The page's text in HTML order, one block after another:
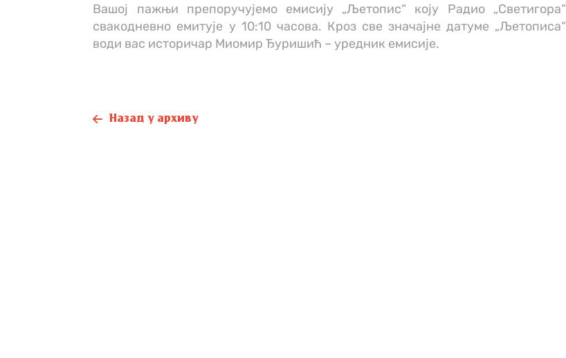
Вашој пажњи препоручујемо емисију „Љетопис“ коју Радио „Светигора“
свакодневно емитује у 10:10 часова. Кроз све значајне датуме „Љетописа“
води вас историчар Миомир Ђуришић – уредник емисије.
Назад у архиву